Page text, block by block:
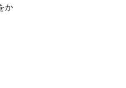
か